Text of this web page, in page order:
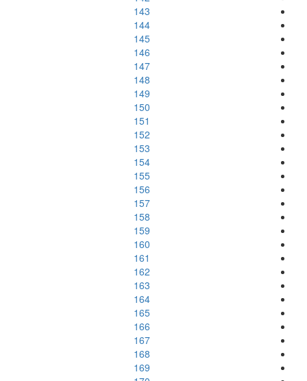
143
144
145
146
147
148
149
150
151
152
153
154
155
156
157
158
159
160
161
162
163
164
165
166
167
168
169